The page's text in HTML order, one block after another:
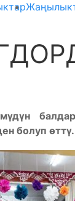
болуп өттү.